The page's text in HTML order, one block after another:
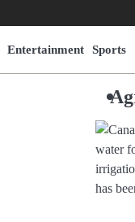
Entertainment Sports